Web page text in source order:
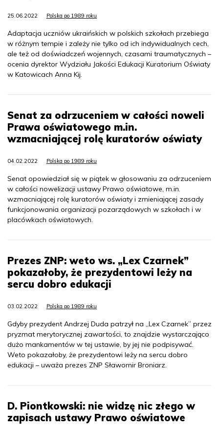
25.06.2022 Polska po 1989 roku
Adaptacja uczniów ukraińskich w polskich szkołach przebiega
w różnym tempie i zależy nie tylko od ich indywidualnych cech,
ale też od doświadczeń wojennych, czasami traumatycznych –
ocenia dyrektor Wydziału Jakości Edukacji Kuratorium Oświaty
w Katowicach Anna Kij.
Senat za odrzuceniem w całości noweli
Prawa oświatowego m.in.
wzmacniającej rolę kuratorów oświaty
04.02.2022 Polska po 1989 roku
Senat opowiedział się w piątek w głosowaniu za odrzuceniem
w całości nowelizacji ustawy Prawo oświatowe, m.in.
wzmacniającej rolę kuratorów oświaty i zmieniającej zasady
funkcjonowania organizacji pozarządowych w szkołach i w
placówkach oświatowych.
Prezes ZNP: weto ws. „Lex Czarnek”
pokazałoby, że prezydentowi leży na
sercu dobro edukacji
03.02.2022 Polska po 1989 roku
Gdyby prezydent Andrzej Duda patrzył na „Lex Czarnek” przez
pryzmat merytorycznej zawartości, to znajdzie wystarczająco
dużo mankamentów w tej ustawie, by jej nie podpisywać.
Weto pokazałoby, że prezydentowi leży na sercu dobro
edukacji – uważa prezes ZNP Sławomir Broniarz.
D. Piontkowski: nie widzę nic złego w
zapisach ustawy Prawo oświatowe